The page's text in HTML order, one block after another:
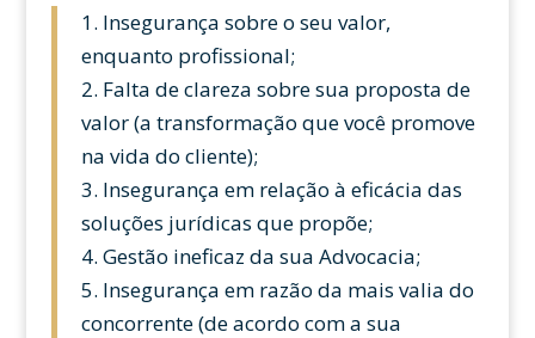
1. Insegurança sobre o seu valor,
enquanto profissional;
2. Falta de clareza sobre sua proposta de
valor (a transformação que você promove
na vida do cliente);
3. Insegurança em relação à eficácia das
soluções jurídicas que propõe;
4. Gestão ineficaz da sua Advocacia;
5. Insegurança em razão da mais valia do
concorrente (de acordo com a sua